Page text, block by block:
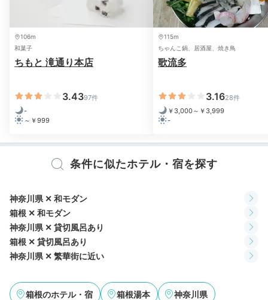
キッズスペースや
カラオケで遊ぼう
館内には、子連れ旅に嬉しいキッズスペースがありま
す。絵本やおもちゃ、おりがみ、ぬり絵などが用意され
ていて、子どもが飽きずに遊べそう。有料のカラオケル
ームもおすすめです。家族みんなで歌って、楽しい旅の
106m
和菓子
ちもと 滝通り本店
3.4397件
-
～￥999
115m
ちゃんこ鍋、居酒屋、焼き鳥
歌流多
3.1628件
￥3,000～￥3,999
-
条件に似たホテル・宿を探す
神奈川県 ✕ 和モダン
箱根 ✕ 和モダン
神奈川県 ✕ 貸切風呂あり
箱根 ✕ 貸切風呂あり
神奈川県 ✕ 繁華街に近い
箱根のホテル・宿 箱根湯本 神奈川県